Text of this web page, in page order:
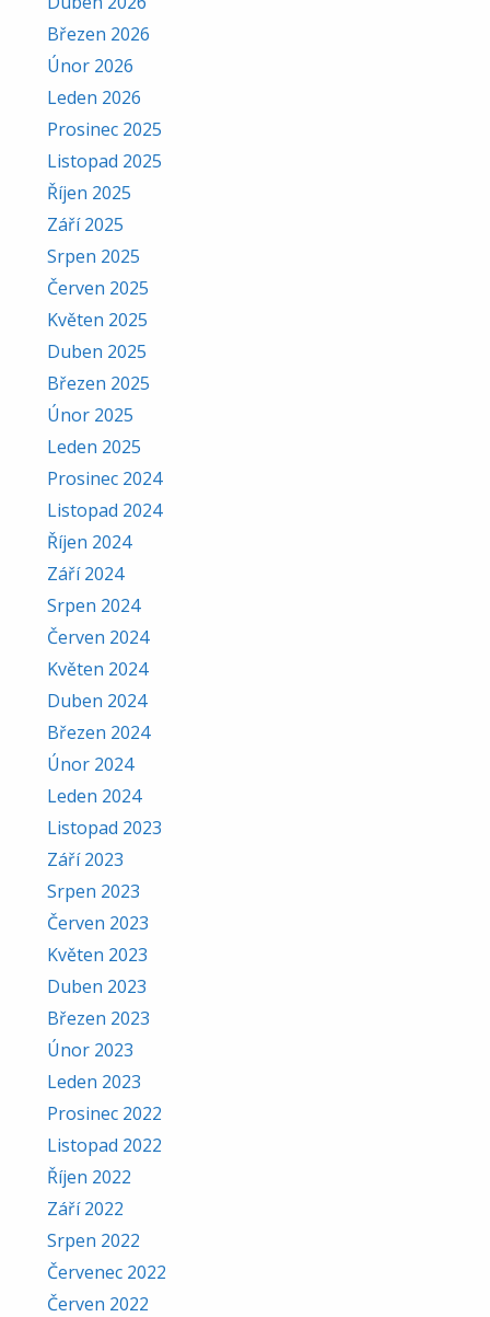
Březen 2026
Únor 2026
Leden 2026
Prosinec 2025
Listopad 2025
Říjen 2025
Září 2025
Srpen 2025
Červen 2025
Květen 2025
Duben 2025
Březen 2025
Únor 2025
Leden 2025
Prosinec 2024
Listopad 2024
Říjen 2024
Září 2024
Srpen 2024
Červen 2024
Květen 2024
Duben 2024
Březen 2024
Únor 2024
Leden 2024
Listopad 2023
Září 2023
Srpen 2023
Červen 2023
Květen 2023
Duben 2023
Březen 2023
Únor 2023
Leden 2023
Prosinec 2022
Listopad 2022
Říjen 2022
Září 2022
Srpen 2022
Červenec 2022
Červen 2022